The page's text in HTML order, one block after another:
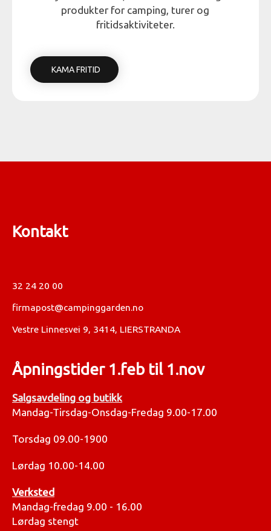
produkter for camping, turer og
fritidsaktiviteter.
KAMA FRITID
Kontakt
32 24 20 00
firmapost@campinggarden.no
Vestre Linnesvei 9, 3414, LIERSTRANDA
Åpningstider 1.feb til 1.nov
Salgsavdeling og butikk
Mandag-Tirsdag-Onsdag-Fredag 9.00-17.00
Torsdag 09.00-1900
Lørdag 10.00-14.00
Verksted
Mandag-fredag 9.00 - 16.00
Lørdag stengt